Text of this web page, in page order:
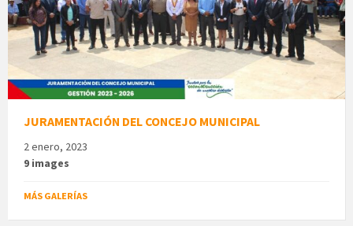
JURAMENTACIÓN DEL CONCEJO MUNICIPAL
2 enero, 2023
9 images
MÁS GALERÍAS